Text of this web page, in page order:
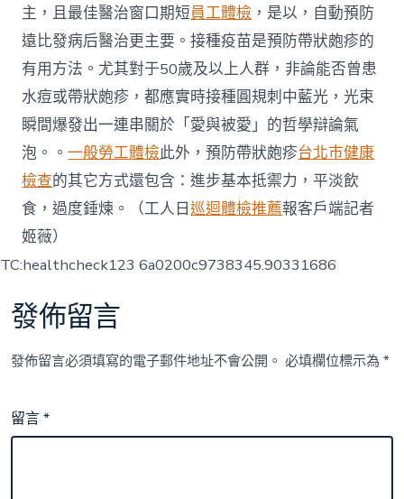
主，且最佳醫治窗口期短員工體檢 ，是以，自動預防
遠比發病后醫治更主要。接種疫苗是預防帶狀皰疹的
有用方法。尤其對于50歲及以上人群，非論能否曾患
水痘或帶狀皰疹，都應實時接種圓規刺中藍光，光束
瞬間爆發出一連串關於「愛與被愛」的哲學辯論氣
泡。。一般勞工體檢此外，預防帶狀皰疹台北巿健康
檢查的其它方式還包含：進步基本抵禦力，平淡飲
食，過度錘煉。（工人日巡迴體檢推薦報客戶端記者
姬薇）
TC:healthcheck123 6a0200c9738345.90331686
發佈留言
發佈留言必須填寫的電子郵件地址不會公開。 必填欄位標示為*
留言*